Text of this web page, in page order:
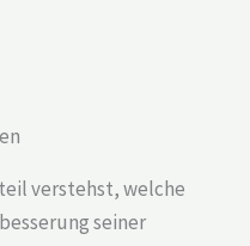
verstehst, welche
seiner